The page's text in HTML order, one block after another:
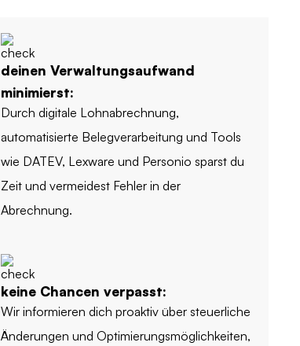
deinen Verwaltungsaufwand
minimierst:
Durch digitale Lohnabrechnung,
automatisierte Belegverarbeitung und Tools
wie DATEV, Lexware und Personio sparst du
Zeit und vermeidest Fehler in der
Abrechnung.
keine Chancen verpasst:
Wir informieren dich proaktiv über steuerliche
Änderungen und Optimierungsmöglichkeiten,